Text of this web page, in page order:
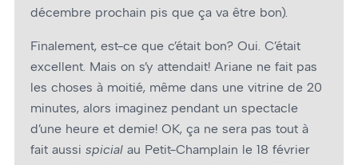
décembre prochain pis que ça va être bon).
Finalement, est-ce que c’était bon? Oui. C’était
excellent. Mais on s’y attendait! Ariane ne fait pas
les choses à moitié, même dans une vitrine de 20
minutes, alors imaginez pendant un spectacle
d’une heure et demie! OK, ça ne sera pas tout à
fait aussi spicial au Petit-Champlain le 18 février